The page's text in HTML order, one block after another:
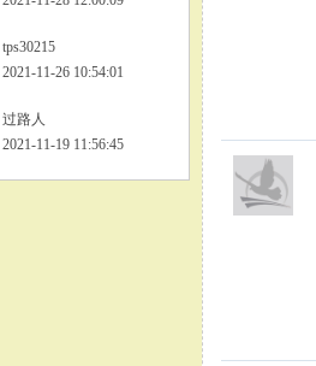
tps30215
2021-11-26 10:54:01
过路人
2021-11-19 11:56:45